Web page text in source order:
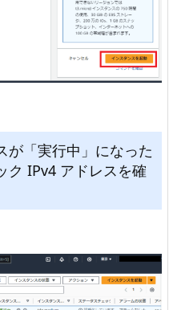
が「実行中」になった
ク IPv4 アドレスを確